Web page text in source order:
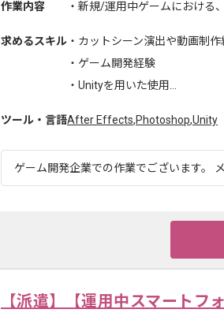
作業内容 ・新規/運用中ゲームにおける
求めるスキル ・カットシーン演出や動画制作
・ゲーム開発経験
・Unityを用いた使用...
ツール・言語After Effects,Photoshop,Unity
ゲーム開発企業での作業でございます。
【派遣】【運用中スマートフ